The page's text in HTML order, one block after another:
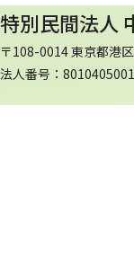
特別民間法人
〒108-0014 東京都港
法人番号：